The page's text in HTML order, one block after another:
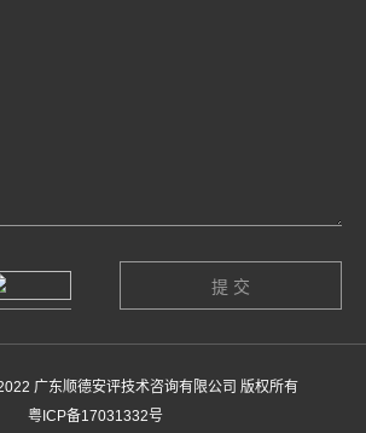
广东顺德安评技术咨询有限公司 版权所有
粤ICP备17031332号